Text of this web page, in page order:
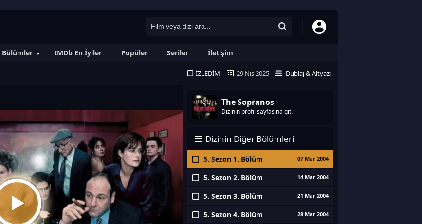
Bölümler IMDb En İyiler Popüler Seriler İletişim
İZLEDIM 29 Nis 2025 Dublaj & Altyazı
The Sopranos
Dizinin profil sayfasına git.
Dizinin Diğer Bölümleri
5. Sezon 1. Bölüm 07 Mar 2004
5. Sezon 2. Bölüm 14 Mar 2004
5. Sezon 3. Bölüm 21 Mar 2004
5. Sezon 4. Bölüm 28 Mar 2004